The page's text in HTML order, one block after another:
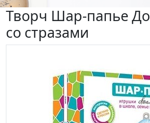
Творч Шар-папье
со стразами